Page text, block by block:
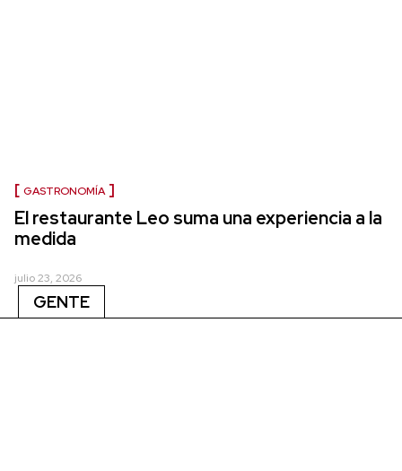
GASTRONOMÍA
El restaurante Leo suma una experiencia a la
medida
julio 23, 2026
GENTE